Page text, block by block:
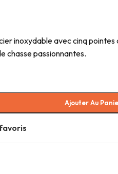
inoxydable avec cinq
chasse passionnantes.
Ajouter Au